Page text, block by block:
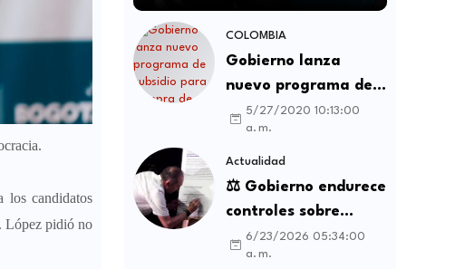
los candidatos
López pidió no
COLOMBIA
Gobierno lanza
nuevo programa de
subsidio para compra
de vivienda VIS y no
VIS
5/27/2020 10:13:00
a. m.
Actualidad
⚖️ Gobierno endurece
controles sobre
contratos sindicales
y busca frenar la
6/23/2026 05:34:00
a. m.